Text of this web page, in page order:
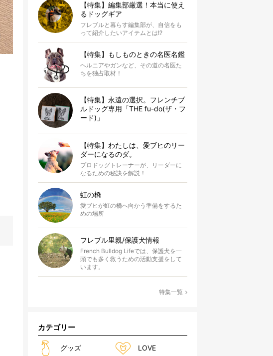
【特集】編集部厳選！本当に使え
るドッグギア
フレブルと暮らす編集部が、自信をも
って紹介したいアイテムとは!?
【特集】もしものときの名医名鑑
ヘルニアやガンなど、その道の名医た
ちを独占取材！
【特集】永遠の選択。フレンチブ
ルドッグ専用「THE fu-do(ザ・フ
ード)」
【特集】わたしは、愛ブヒのリー
ダーになるのダ。
プロドッグトレーナーが、リーダーに
なるための秘訣を解説！
虹の橋
愛ブヒが虹の橋へ向かう準備をするた
めの場所
フレブル里親/保護犬情報
French Bulldog Lifeでは、保護犬を一
頭でも多く救うための活動支援をして
います。
特集一覧
カテゴリー
グッズ LOVE